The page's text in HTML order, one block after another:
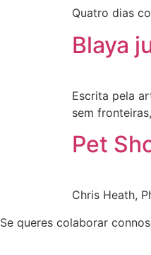
Quatro dias
Blaya
Escrita pela
sem
Pet
Chris Heath,
Se queres colaborar